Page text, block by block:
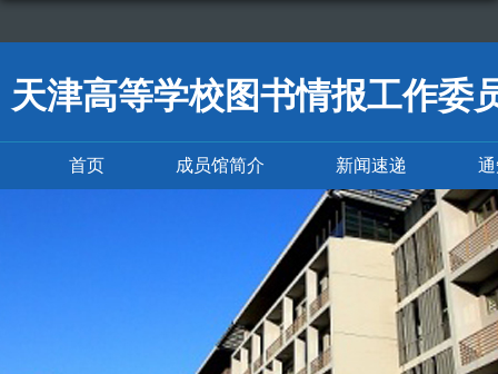
天津高等学校图书情报工作委
首页 成员馆简介 新闻速递